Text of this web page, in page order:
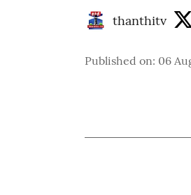
thanthitv
Published on: 06